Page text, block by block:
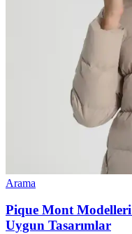
Arama
Pique Mont
Uygun Tasarımlar